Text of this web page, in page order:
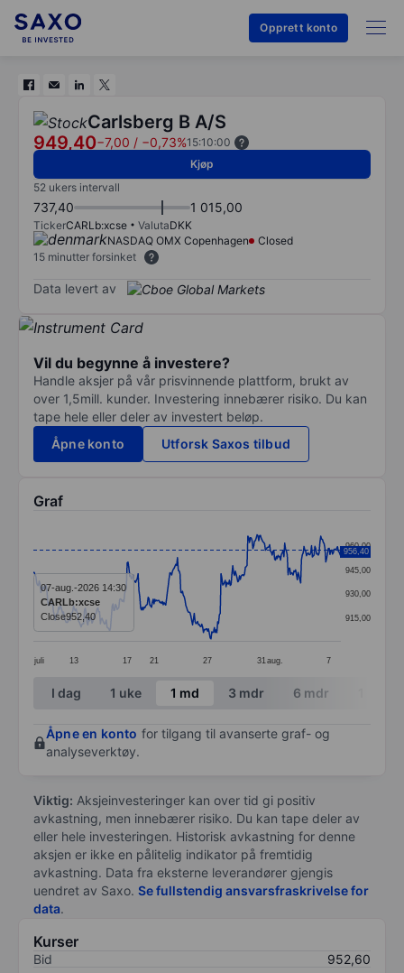
Opprett konto
Carlsberg B A/S
949,40−7,00 / −0,73%15:10:00
Kjøp
52 ukers intervall
737,40 1 015,00
TickerCARLb:xcse ValutaDKK
NASDAQ OMX Copenhagen
Closed
15 minutter forsinket
Data levert av
Vil du begynne å investere?
Handle aksjer på vår prisvinnende plattform, brukt av
over 1,5mill. kunder. Investering innebærer risiko. Du kan
tape hele eller deler av investert beløp.
Åpne konto
Utforsk Saxos tilbud
Graf
Line chart with 368 data points.
The chart has 1 X axis displaying categories.
The chart has 1 Y axis displaying values. Data
juli 13 17 21 27 31 aug. 7
915,00
930,00
945,00
960,00
956,40
07-aug.-2026 14:30
CARLb:xcse
Close952,40
End of interactive chart.
I dag 1 uke 1 md 3 mdr 6 mdr
Åpne en konto for tilgang til avanserte graf- og
analyseverktøy.
Viktig: Aksjeinvesteringer kan over tid gi positiv
avkastning, men innebærer risiko. Du kan tape deler av
eller hele investeringen. Historisk avkastning for denne
aksjen er ikke en pålitelig indikator på fremtidig
avkastning. Data fra eksterne leverandører gjengis
uendret av Saxo. Se fullstendig ansvarsfraskrivelse for
data.
Kurser
Bid
952,60